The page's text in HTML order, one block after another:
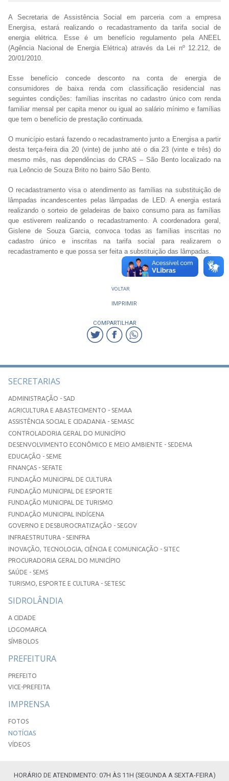
A Secretaria de Assistência Social em parceria com a empresa
Energisa, estará realizando o recadastramento da tarifa social de
energia elétrica. Esse é um benefício regulamento pela ANEEL
(Agência Nacional de Energia Elétrica) através da Lei nº 12.212, de
20/01/2010.
Esse benefício concede desconto na conta de energia de
consumidores de baixa renda com classificação residencial nas
seguintes condições: famílias inscritas no cadastro único com renda
familiar mensal per capita menor ou igual ao salário mínimo e famílias
que tem o benefício de prestação continuada.
O município estará fazendo o recadastramento junto a Energisa a partir
desta terça-feira dia 20 (vinte) de junho até o dia 23 (vinte e três) do
mesmo mês, nas dependências do CRAS – São Bento localizado na
rua Leôncio de Souza Brito no bairro São Bento.
O recadastramento visa o atendimento as famílias na substituição de
lâmpadas incandescentes pelas lâmpadas de LED. A energia estará
realizando o sorteio de geladeiras de baixo consumo para as famílias
que estiverem realizando o recadastramento. A coordenadora geral,
Gislene de Souza Garcia, convoca todas as famílias inscritas no
cadastro único e inscritas na tarifa social para realizarem o
recadastramento e que possa ser feita a substituição das lâmpadas.
VOLTAR
IMPRIMIR
COMPARTILHAR
SECRETARIAS
ADMINISTRAÇÃO - SAD
AGRICULTURA E ABASTECIMENTO - SEMAA
ASSISTÊNCIA SOCIAL E CIDADANIA - SEMASC
CONTROLADORIA GERAL DO MUNICÍPIO
DESENVOLVIMENTO ECONÔMICO E MEIO AMBIENTE - SEDEMA
EDUCAÇÃO - SEME
FINANÇAS - SEFATE
FUNDAÇÃO MUNICIPAL DE CULTURA
FUNDAÇÃO MUNICIPAL DE ESPORTE
FUNDAÇÃO MUNICIPAL DE TURISMO
FUNDAÇÃO MUNICIPAL INDÍGENA
GOVERNO E DESBUROCRATIZAÇÃO - SEGOV
INFRAESTRUTURA - SEINFRA
INOVAÇÃO, TECNOLOGIA, CIÊNCIA E COMUNICAÇÃO - SITEC
PROCURADORIA GERAL DO MUNICÍPIO
SAÚDE - SEMS
TURISMO, ESPORTE E CULTURA - SETESC
SIDROLÂNDIA
A CIDADE
LOGOMARCA
SÍMBOLOS
PREFEITURA
PREFEITO
VICE-PREFEITA
IMPRENSA
FOTOS
NOTÍCIAS
VÍDEOS
HORÁRIO DE ATENDIMENTO: 07H ÀS 11H (SEGUNDA A SEXTA-FEIRA)